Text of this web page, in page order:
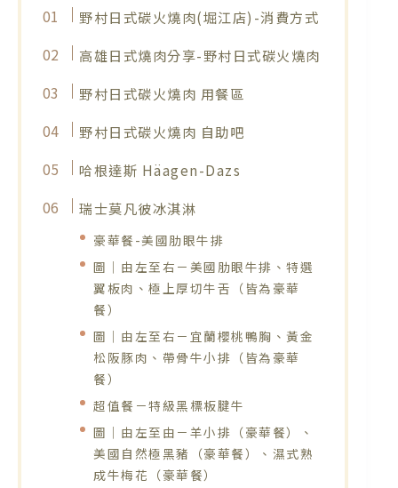
野村日式碳火燒肉(堀江店)-消費方式
高雄日式燒肉分享-野村日式碳火燒肉
野村日式碳火燒肉 用餐區
野村日式碳火燒肉 自助吧
哈根達斯 Häagen-Dazs
瑞士莫凡彼冰淇淋
豪華餐-美國肋眼牛排
圖｜由左至右－美國肋眼牛排、特選
翼板肉、極上厚切牛舌（皆為豪華
餐）
圖｜由左至右－宜蘭櫻桃鴨胸、黃金
松阪豚肉、帶骨牛小排（皆為豪華
餐）
超值餐－特級黑標板腱牛
圖｜由左至由－羊小排（豪華餐）、
美國自然極黑豬（豪華餐）、濕式熟
成牛梅花（豪華餐）